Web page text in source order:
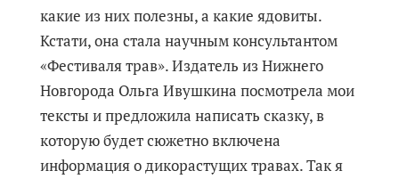
какие из них полезны, а какие ядовиты.
Кстати, она стала научным консультантом
«Фестиваля трав». Издатель из Нижнего
Новгорода Ольга Ивушкина посмотрела мои
тексты и предложила написать сказку, в
которую будет сюжетно включена
информация о дикорастущих травах. Так я